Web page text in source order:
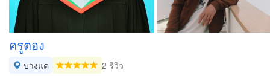
ครูตอง
บางแค
2 รีวิว